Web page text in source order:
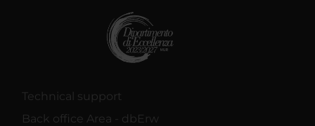
Technical support
Back office Area - dbErw